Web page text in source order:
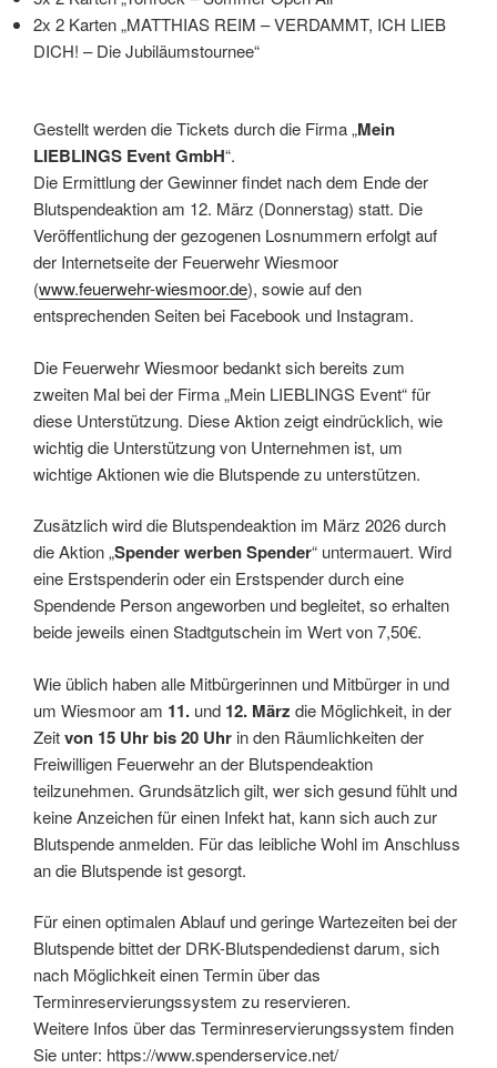
2x 2 Karten „MATTHIAS REIM – VERDAMMT, ICH LIEB
DICH! – Die Jubiläumstournee“
Gestellt werden die Tickets durch die Firma „Mein
LIEBLINGS Event GmbH“.
Die Ermittlung der Gewinner findet nach dem Ende der
Blutspendeaktion am 12. März (Donnerstag) statt. Die
Veröffentlichung der gezogenen Losnummern erfolgt auf
der Internetseite der Feuerwehr Wiesmoor
(www.feuerwehr-wiesmoor.de), sowie auf den
entsprechenden Seiten bei Facebook und Instagram.
Die Feuerwehr Wiesmoor bedankt sich bereits zum
zweiten Mal bei der Firma „Mein LIEBLINGS Event“ für
diese Unterstützung. Diese Aktion zeigt eindrücklich, wie
wichtig die Unterstützung von Unternehmen ist, um
wichtige Aktionen wie die Blutspende zu unterstützen.
Zusätzlich wird die Blutspendeaktion im März 2026 durch
die Aktion „Spender werben Spender“ untermauert. Wird
eine Erstspenderin oder ein Erstspender durch eine
Spendende Person angeworben und begleitet, so erhalten
beide jeweils einen Stadtgutschein im Wert von 7,50€.
Wie üblich haben alle Mitbürgerinnen und Mitbürger in und
um Wiesmoor am 11. und 12. März die Möglichkeit, in der
Zeitvon 15 Uhr bis 20 Uhr in den Räumlichkeiten der
Freiwilligen Feuerwehr an der Blutspendeaktion
teilzunehmen. Grundsätzlich gilt, wer sich gesund fühlt und
keine Anzeichen für einen Infekt hat, kann sich auch zur
Blutspende anmelden. Für das leibliche Wohl im Anschluss
an die Blutspende ist gesorgt.
Für einen optimalen Ablauf und geringe Wartezeiten bei der
Blutspende bittet der DRK-Blutspendedienst darum, sich
nach Möglichkeit einen Termin über das
Terminreservierungssystem zu reservieren.
Weitere Infos über das Terminreservierungssystem finden
Sie unter: https://www.spenderservice.net/